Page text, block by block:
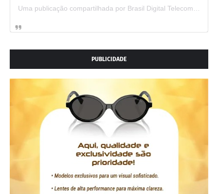
Uma publicação compartilhada por Brasil Digital Telecom (@brasildigitaltelecom)
PUBLICIDADE